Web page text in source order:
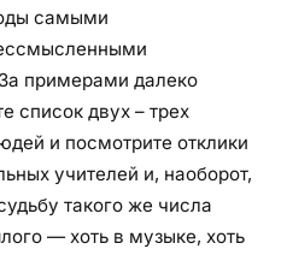
самыми
примерами далеко
список двух – трех
и посмотрите отклики
учителей и, наоборот,
такого же числа
— хоть в музыке, хоть